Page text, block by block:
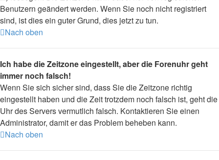
Benutzern geändert werden. Wenn Sie noch nicht registriert
sind, ist dies ein guter Grund, dies jetzt zu tun.
Nach oben
Ich habe die Zeitzone eingestellt, aber die Forenuhr geht
immer noch falsch!
Wenn Sie sich sicher sind, dass Sie die Zeitzone richtig
eingestellt haben und die Zeit trotzdem noch falsch ist, geht die
Uhr des Servers vermutlich falsch. Kontaktieren Sie einen
Administrator, damit er das Problem beheben kann.
Nach oben